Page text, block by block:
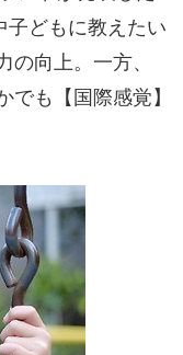
子どもに教えたい
向上。一方、
でも【国際感覚】